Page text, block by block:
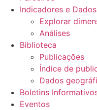
Indicadores e Dados
Explorar
Análises
Biblioteca
Publicações
Índice de
Dados
Boletins
Eventos